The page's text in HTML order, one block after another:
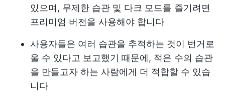
있으며, 무제한 습관 및 다크 모드를 즐기려면
프리미엄 버전을 사용해야 합니다
사용자들은 여러 습관을 추적하는 것이 번거로
울 수 있다고 보고했기 때문에, 적은 수의 습관
을 만들고자 하는 사람에게 더 적합할 수 있습
니다